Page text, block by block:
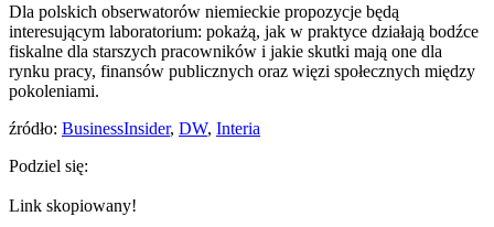
Dla polskich obserwatorów niemieckie propozycje będą
interesującym laboratorium: pokażą, jak w praktyce działają bodźce
fiskalne dla starszych pracowników i jakie skutki mają one dla
rynku pracy, finansów publicznych oraz więzi społecznych między
pokoleniami.
źródło: BusinessInsider, DW, Interia
Podziel się:
Link skopiowany!